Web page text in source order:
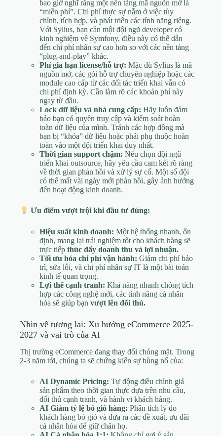
bao giờ nghĩ rằng một nền tảng mã nguồn mở là
“miễn phí”. Chi phí thực sự nằm ở việc tùy
chỉnh, tích hợp, và phát triển các tính năng riêng.
Với Sylius, bạn cần một đội ngũ developer có
kinh nghiệm về Symfony, điều này có thể dẫn
đến chi phí nhân sự cao hơn so với các nền tảng
“plug-and-play” khác.
Phí gia hạn license/hỗ trợ: Mặc dù Sylius là mã
nguồn mở, các gói hỗ trợ chuyên nghiệp hoặc các
module cao cấp từ các đối tác triển khai vẫn có
chi phí định kỳ. Cần làm rõ các khoản phí này
ngay từ đầu.
Lock dữ liệu và nhà cung cấp: Hãy luôn đảm
bảo bạn có quyền truy cập và kiểm soát hoàn
toàn dữ liệu của mình. Tránh các hợp đồng mà
bạn bị “khóa” dữ liệu hoặc phải phụ thuộc hoàn
toàn vào một đội triển khai duy nhất.
Thời gian support chậm: Nếu chọn đội ngũ
triển khai outsource, hãy yêu cầu cam kết rõ ràng
về thời gian phản hồi và xử lý sự cố. Một số đội
có thể mất vài ngày mới phản hồi, gây ảnh hưởng
đến hoạt động kinh doanh.
Ưu điểm vượt trội khi đầu tư đúng:
Hiệu suất kinh doanh: Một hệ thống nhanh, ổn
định, mang lại trải nghiệm tốt cho khách hàng sẽ
trực tiếp thúc đẩy doanh thu và lợi nhuận.
Tối ưu hóa chi phí vận hành: Giảm chi phí bảo
trì, sửa lỗi, và chi phí nhân sự IT là một bài toán
kinh tế quan trọng.
Lợi thế cạnh tranh: Khả năng nhanh chóng tích
hợp các công nghệ mới, các tính năng cá nhân
hóa sẽ giúp bạn vượt lên đối thủ.
Nhìn về tương lai: Xu hướng eCommerce 2025-
2027 và vai trò của AI
Thị trường eCommerce đang thay đổi chóng mặt. Trong
2-3 năm tới, chúng ta sẽ chứng kiến sự bùng nổ của:
AI Dynamic Pricing: Tự động điều chỉnh giá
sản phẩm theo thời gian thực dựa trên nhu cầu,
đối thủ cạnh tranh, và hành vi khách hàng.
AI Giảm tỷ lệ bỏ giỏ hàng: Phân tích lý do
khách hàng bỏ giỏ và đưa ra các đề xuất, ưu đãi
cá nhân hóa để giữ chân họ.